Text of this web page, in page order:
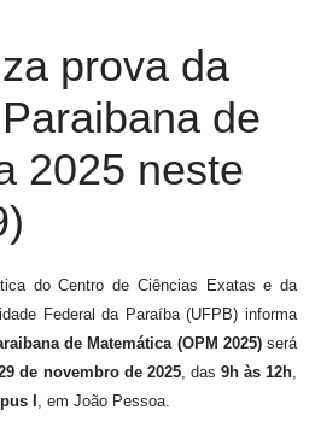
prova da
de
2025 neste
do Centro de Ciências Exatas e da
Federal da Paraíba (UFPB) informa
de Matemática (OPM 2025)será
de novembro de 2025, das 9h às 12h,
I , em João Pessoa.